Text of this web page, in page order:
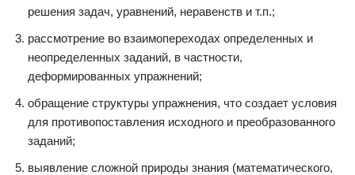
решения задач, уравнений, неравенств и т.п.;
рассмотрение во взаимопереходах определенных и
неопределенных заданий, в частности,
деформированных упражнений;
обращение структуры упражнения, что создает условия
для противопоставления исходного и преобразованного
заданий;
выявление сложной природы знания (математического,